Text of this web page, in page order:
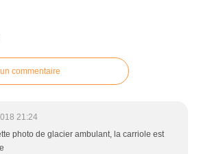
commentaire
21:24
photo de glacier ambulant, la carriole est